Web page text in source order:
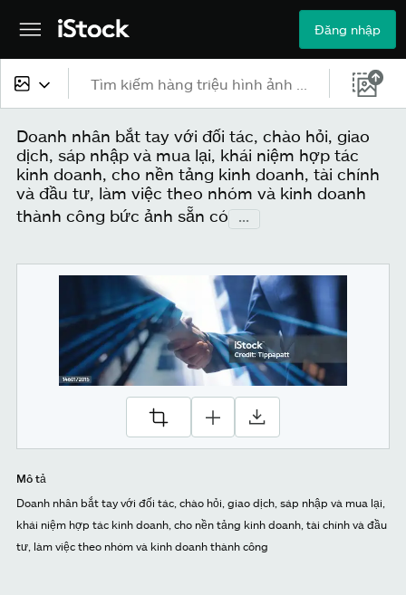
Đăng nhập
Tất cả nội dung
Hình ảnh
Video
Doanh nhân bắt tay với đối tác, chào hỏi, giao
dịch, sáp nhập và mua lại, khái niệm hợp tác
kinh doanh, cho nền tảng kinh doanh, tài chính
và đầu tư, làm việc theo nhóm và kinh doanh
thành công bức ảnh sẵn có
...
Mô tả
Doanh nhân bắt tay với đối tác, chào hỏi, giao dịch, sáp nhập và mua lại,
khái niệm hợp tác kinh doanh, cho nền tảng kinh doanh, tài chính và đầu
tư, làm việc theo nhóm và kinh doanh thành công